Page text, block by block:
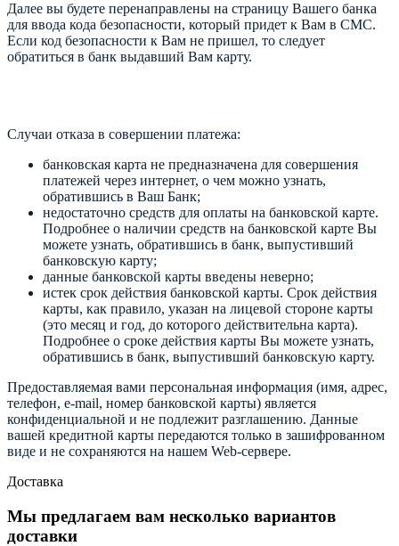
Далее вы будете перенаправлены на страницу Вашего банка
для ввода кода безопасности, который придет к Вам в СМС.
Если код безопасности к Вам не пришел, то следует
обратиться в банк выдавший Вам карту.
Случаи отказа в совершении платежа:
банковская карта не предназначена для совершения
платежей через интернет, о чем можно узнать,
обратившись в Ваш Банк;
недостаточно средств для оплаты на банковской карте.
Подробнее о наличии средств на банковской карте Вы
можете узнать, обратившись в банк, выпустивший
банковскую карту;
данные банковской карты введены неверно;
истек срок действия банковской карты. Срок действия
карты, как правило, указан на лицевой стороне карты
(это месяц и год, до которого действительна карта).
Подробнее о сроке действия карты Вы можете узнать,
обратившись в банк, выпустивший банковскую карту.
Предоставляемая вами персональная информация (имя, адрес,
телефон, e-mail, номер банковской карты) является
конфиденциальной и не подлежит разглашению. Данные
вашей кредитной карты передаются только в зашифрованном
виде и не сохраняются на нашем Web-сервере.
Доставка
Мы предлагаем вам несколько вариантов
доставки